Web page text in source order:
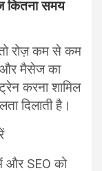
कितना समय
रोज़ कम से कम
मैसेज का
करना शामिल
दिलाती है।
और SEO को